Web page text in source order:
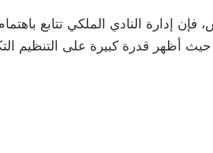
إدارة النادي الملكي تتابع
أظهر قدرة كبيرة على التنظيم